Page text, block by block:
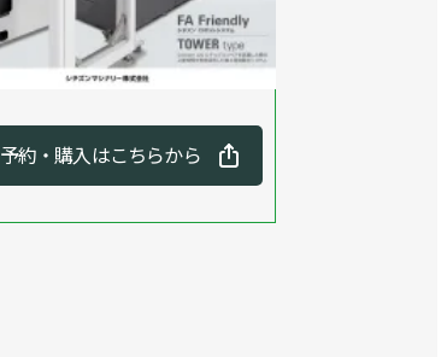
予約・購入はこちらから